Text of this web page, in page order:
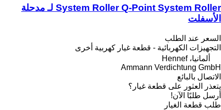
System Roller Q-Point System Roller لـ مدحلة
الأسفلت
السعر عند الطلب
التجهيزات الكهربائية - قطعة غيار كهربية أخرى
ألمانيا، Hennef
Ammann Verdichtung GmbH
الاتصال بالبائع
يتعذر العثور على قطعة غيار؟
أرسل طلبًا الآن!
طلب قطعة الغيار